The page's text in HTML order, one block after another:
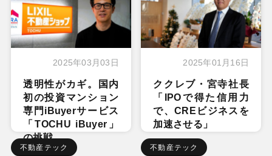
2025年03月03日
透明性がカギ。国内
初の投資マンション
専門iBuyerサービス
「TOCHU iBuyer」
の挑戦
不動産テック
2025年01月16日
ククレブ・宮寺社長
「IPOで得た信用力
で、CREビジネスを
加速させる」
不動産テック